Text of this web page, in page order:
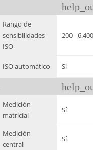
Rango de
sensibilidades
ISO
200 - 6.400
ISO automático Sí
Medición
matricial
Sí
Medición
central
Sí